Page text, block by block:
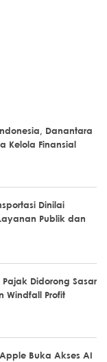
Danantara
Kelola Finansial
Dinilai
Publik dan
Pajak Didorong Sasar
Windfall Profit
Buka Akses AI